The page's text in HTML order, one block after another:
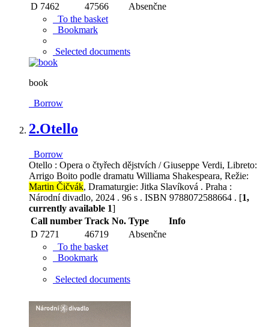
D 7462
47566
Absenčne
To the basket
Bookmark
Selected documents
book
Borrow
2.Otello
Borrow
Otello : Opera o čtyřech dějstvích / Giuseppe Verdi, Libreto:
Arrigo Boito podle dramatu Williama Shakespeara, Režie:
Martin Čičvák, Dramaturgie: Jitka Slavíková . Praha :
Národní divadlo, 2024 . 96 s . ISBN 9788072588664 . [1,
currently available 1]
Call number Track No. Type
Info
D 7271
46719
Absenčne
To the basket
Bookmark
Selected documents